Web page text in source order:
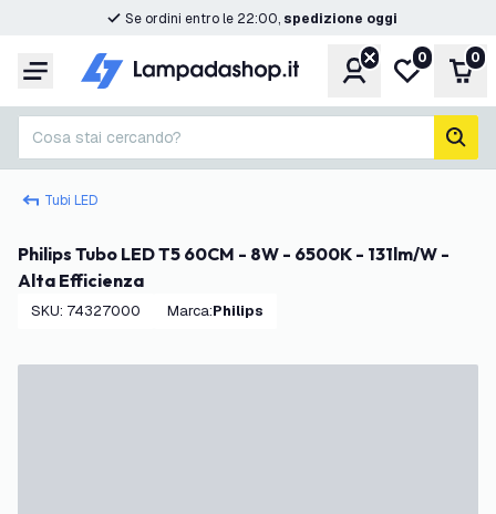
Se ordini entro le 22:00, spedizione oggi
Menu Account
Lista
0 0
Cosa stai cercando?
Tubi LED
Philips Tubo LED T5 60CM - 8W - 6500K - 131lm/W -
Alta Efficienza
SKU: 74327000 Marca: Philips